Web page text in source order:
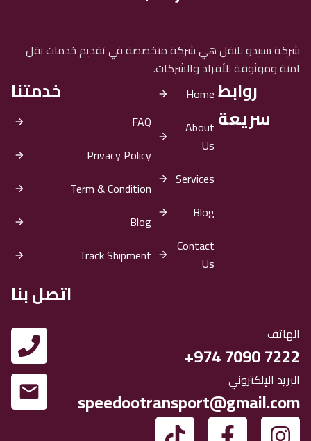
شركة سبيدو للنقل هي شركة متخصصة في تقديم خدمات نقل
آمنة وموثوقة للأفراد والشركات.
روابط
سريعة
Home
About
Us
Services
Blog
Contact
Us
خدمتنا
FAQ
Privacy Policy
Term & Condition
Blog
Track Shipment
اتصل بنا
الهاتف
‎+974 7090 7222
البريد الإلكتروني
speedootransport@gmail.com